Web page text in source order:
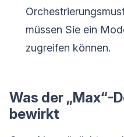
müssen Sie ein
zugreifen können.
Was der „Max“-
bewirkt